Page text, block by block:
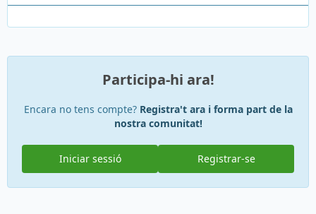
Participa-hi ara!
Encara no tens compte? Registra't ara i forma part de la
nostra comunitat!
Registrar-se
Iniciar sessió